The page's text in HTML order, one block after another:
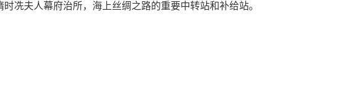
冼夫人幕府治所，海上丝绸之路的重要中转站和补给站。